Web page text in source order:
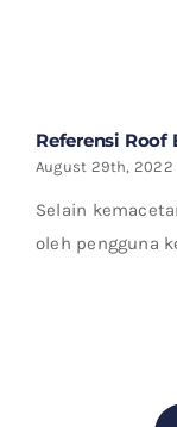
Referensi
August 29th, 2022
Selain
oleh pengguna